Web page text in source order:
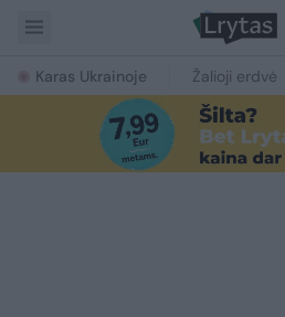
Karas Ukrainoje Žalioji erdvė